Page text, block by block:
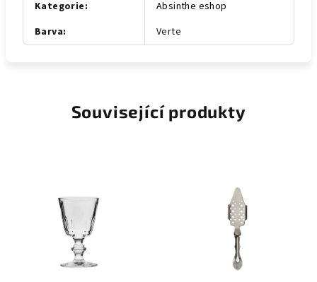
Kategorie:
Absinthe eshop
Barva: Verte
Související produkty